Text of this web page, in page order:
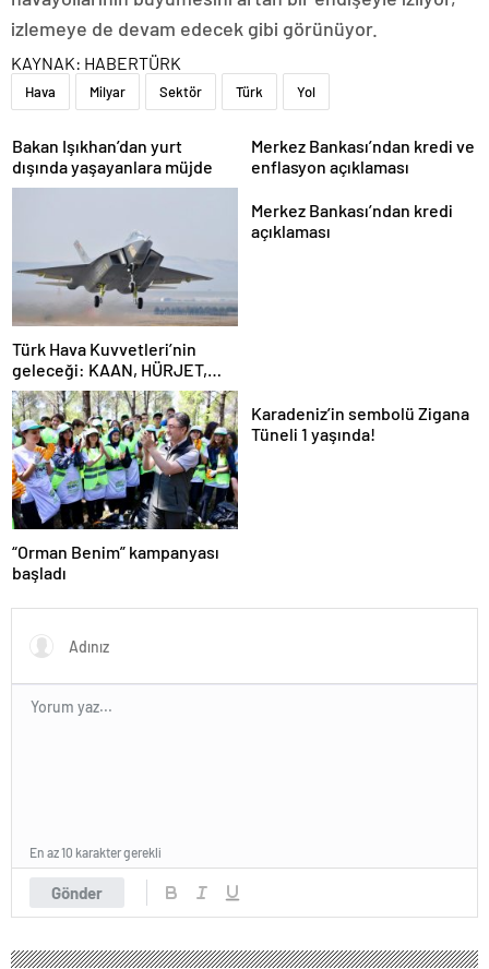
izlemeye de devam edecek gibi görünüyor.
KAYNAK: HABERTÜRK
Hava Milyar Sektör Türk Yol
Bakan Işıkhan’dan yurt
dışında yaşayanlara müjde
Merkez Bankası’ndan kredi ve
enflasyon açıklaması
Türk Hava Kuvvetleri’nin
geleceği: KAAN, HÜRJET,
GÖKBEY ve HÜRKÜŞ
Merkez Bankası’ndan kredi
açıklaması
“Orman Benim” kampanyası
başladı
Karadeniz’in sembolü Zigana
Tüneli 1 yaşında!
Gönder
En az 10 karakter gerekli